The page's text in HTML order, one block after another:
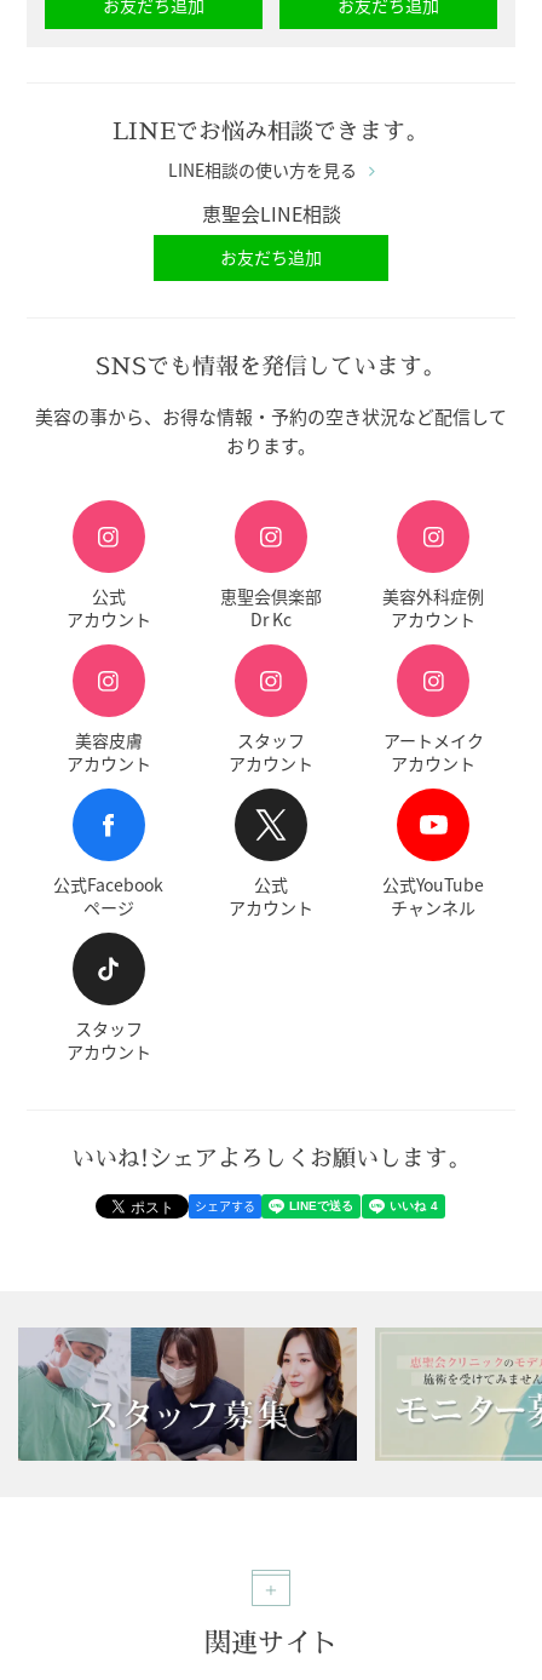
お友だち追加 お友だち追加
LINEでお悩み相談できます。
LINE相談の使い方を見る
恵聖会LINE相談
お友だち追加
SNSでも情報を発信しています。
美容の事から、お得な情報・予約の空き状況など配信して
おります。
公式
アカウント
恵聖会倶楽部
Dr Kc
美容外科症例
アカウント
美容皮膚
アカウント
スタッフ
アカウント
アートメイク
アカウント
公式Facebook
ページ
公式
アカウント
公式YouTube
チャンネル
スタッフ
アカウント
いいね!シェアよろしくお願いします。
シェアする
関連サイト